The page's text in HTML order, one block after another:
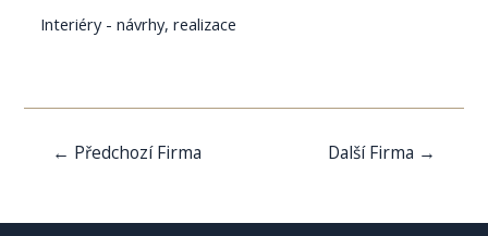
Interiéry - návrhy, realizace
Navigace
← Předchozí Firma Další Firma →